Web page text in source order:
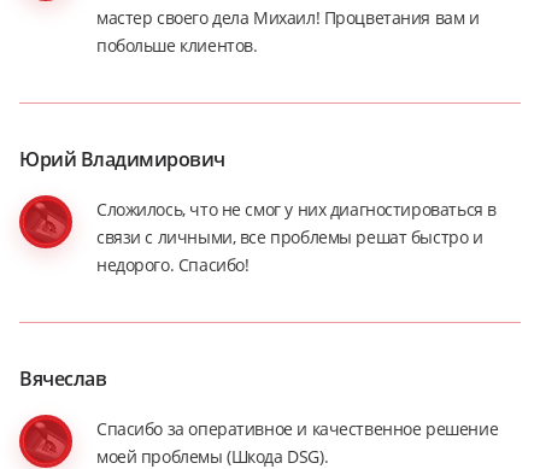
мастер своего дела Михаил! Процветания вам и
побольше клиентов.
Юрий Владимирович
Сложилось, что не смог у них диагностироваться в
связи с личными, все проблемы решат быстро и
недорого. Спасибо!
Вячеслав
Спасибо за оперативное и качественное решение
моей проблемы (Шкода DSG).